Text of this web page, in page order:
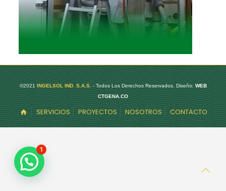
©2021 INGELSOL IND. S.A.S. - Todos Los Derechos Reservados. Diseño: WEB
CTGENA.CO
SERVICIOS PROYECTOS NOSOTROS CONTACTO
1